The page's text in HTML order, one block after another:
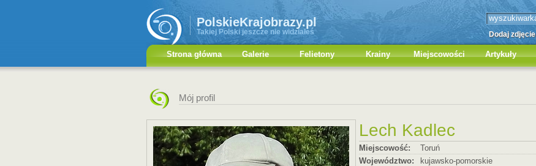
PolskieKrajobrazy.pl
Takiej Polski jeszcze nie widziałeś Dodaj zdjęcie
Strona główna Galerie Felietony Krainy Miejscowości Artykuły
Mój profil
Lech Kadlec
Miejscowość:
Toruń
Województwo:
kujawsko-pomorskie